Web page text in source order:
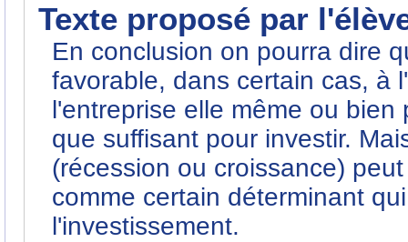
Texte proposé par
En conclusion on pourra dire
favorable, dans certain cas, à
l'entreprise elle même ou
que suffisant pour investir.
(récession ou croissance)
comme certain déterminant
l'investissement.